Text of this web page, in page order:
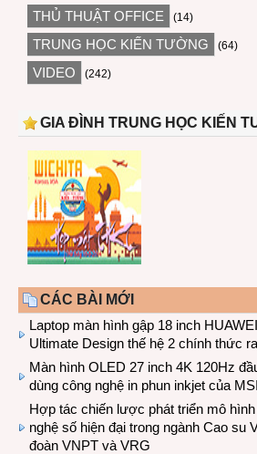
THỦ THUẬT OFFICE (14)
TRUNG HỌC KIẾN TƯỜNG (64)
VIDEO (242)
GIA ĐÌNH TRUNG HỌC KIẾN
CÁC BÀI MỚI
Laptop màn hình gập 18 inch
Ultimate Design thế hệ 2 chính thức
Màn hình OLED 27 inch 4K 120Hz
dùng công nghệ in phun inkjet của
Hợp tác chiến lược phát triển mô
nghệ số hiện đại trong ngành Cao su
đoàn VNPT và VRG